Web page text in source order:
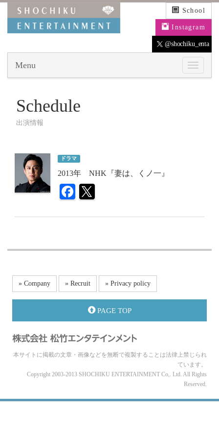
School
Instagram
@shochiku_enta
Menu
Schedule
出演情報
ドラマ
2013年 NHK『妻は、くノ一』
» Company » Recruit » Privacy policy
PAGE TOP
本サイトに掲載の文章・画像などを無断で複製することは法律上禁じられ
ています。
Copyright 2003-2013 SHOCHIKU ENTERTAINMENT Co,. Ltd. All Rights
Reserved.